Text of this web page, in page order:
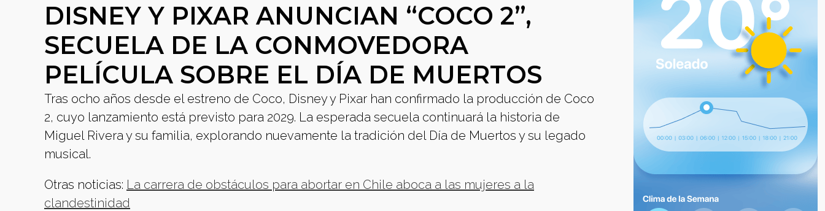
DISNEY Y PIXAR ANUNCIAN “COCO 2”,
SECUELA DE LA CONMOVEDORA
PELÍCULA SOBRE EL DÍA DE MUERTOS
Tras ocho años desde el estreno de Coco, Disney y Pixar han confirmado la producción de Coco
2, cuyo lanzamiento está previsto para 2029. La esperada secuela continuará la historia de
Miguel Rivera y su familia, explorando nuevamente la tradición del Día de Muertos y su legado
musical.
Otras noticias: La carrera de obstáculos para abortar en Chile aboca a las mujeres a la
clandestinidad